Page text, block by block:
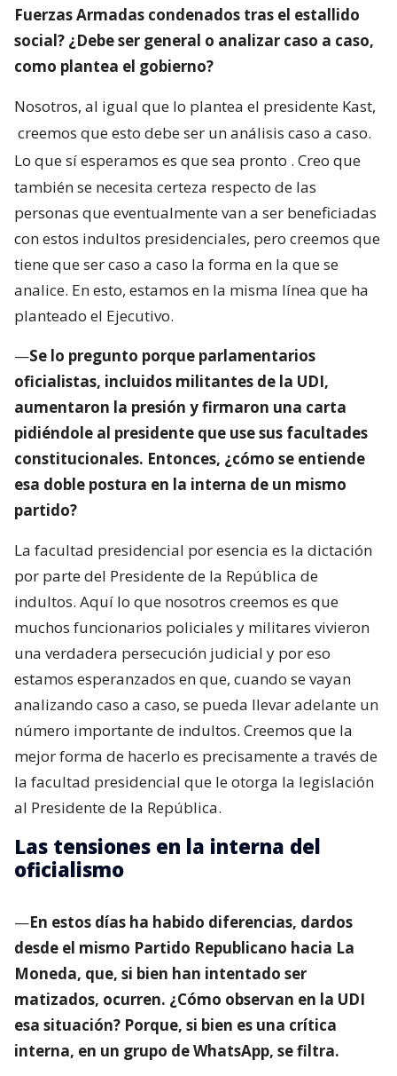
Fuerzas Armadas condenados tras el estallido
social? ¿Debe ser general o analizar caso a caso,
como plantea el gobierno?
Nosotros, al igual que lo plantea el presidente Kast,
creemos que esto debe ser un análisis caso a caso.
Lo que sí esperamos es que sea pronto . Creo que
también se necesita certeza respecto de las
personas que eventualmente van a ser beneficiadas
con estos indultos presidenciales, pero creemos que
tiene que ser caso a caso la forma en la que se
analice. En esto, estamos en la misma línea que ha
planteado el Ejecutivo.
—Se lo pregunto porque parlamentarios
oficialistas, incluidos militantes de la UDI,
aumentaron la presión y firmaron una carta
pidiéndole al presidente que use sus facultades
constitucionales. Entonces, ¿cómo se entiende
esa doble postura en la interna de un mismo
partido?
La facultad presidencial por esencia es la dictación
por parte del Presidente de la República de
indultos. Aquí lo que nosotros creemos es que
muchos funcionarios policiales y militares vivieron
una verdadera persecución judicial y por eso
estamos esperanzados en que, cuando se vayan
analizando caso a caso, se pueda llevar adelante un
número importante de indultos. Creemos que la
mejor forma de hacerlo es precisamente a través de
la facultad presidencial que le otorga la legislación
al Presidente de la República.
Las tensiones en la interna del
oficialismo
—En estos días ha habido diferencias, dardos
desde el mismo Partido Republicano hacia La
Moneda, que, si bien han intentado ser
matizados, ocurren. ¿Cómo observan en la UDI
esa situación? Porque, si bien es una crítica
interna, en un grupo de WhatsApp, se filtra.